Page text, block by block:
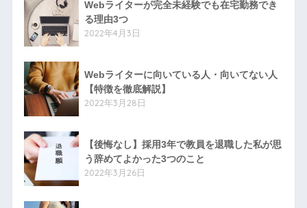
Webライターが完全未経験でも在宅勤務でき
る理由3つ
2022年4月3日
Webライターに向いている人・向いてない人
【特徴を徹底解説】
2022年3月28日
【後悔なし】採用3年で教員を退職した私が思
う辞めてよかった3つのこと
2022年3月26日